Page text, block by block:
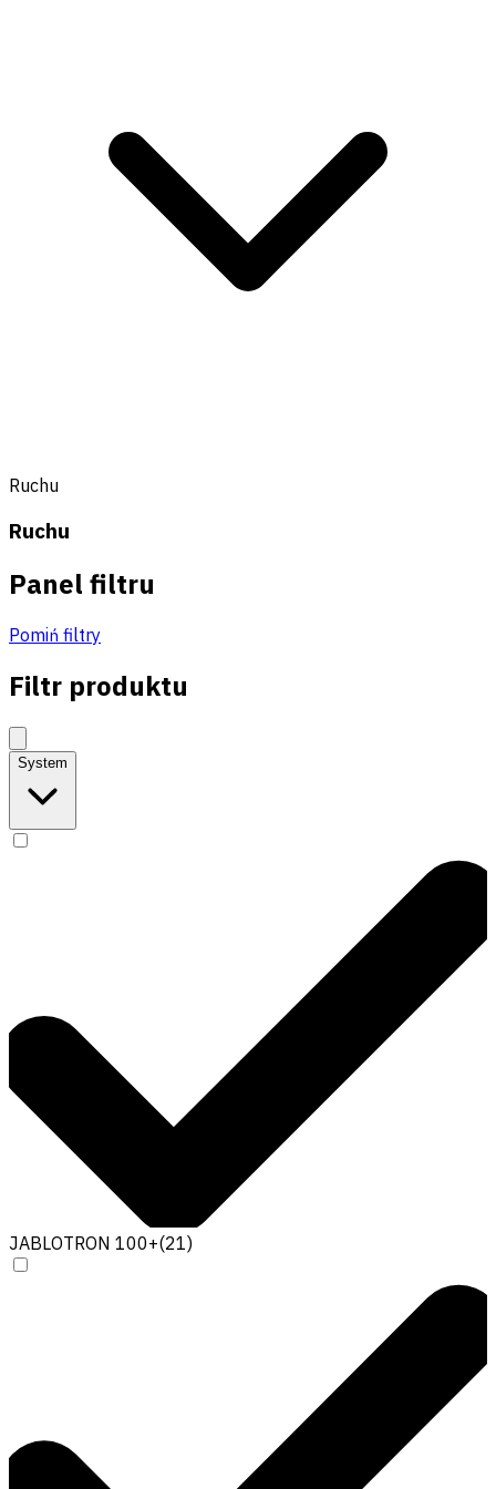
Ruchu
Ruchu
Panel filtru
Pomiń filtry
Filtr produktu
System
JABLOTRON 100+(21)